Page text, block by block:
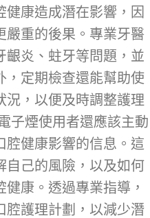
康造成潛在影響，因
嚴重的後果。專業牙醫
齦炎、蛀牙等問題，並
，定期檢查還能幫助使
況，以便及時調整護理
子煙使用者還應該主動
腔健康影響的信息。這
自己的風險，以及如何
康。透過專業指導，
腔護理計劃，以減少潛